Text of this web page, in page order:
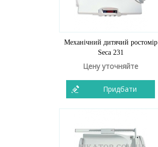
Механічний дитячий ростомір
Seca 231
Цену уточняйте
Придбати